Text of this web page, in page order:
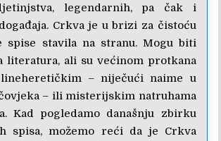
legendarnih, pa čak i
Crkva je u brizi za čistoću
spise stavila na stranu. Mogu biti
literatura, ali su većinom protkana
– niječući naime u
– ili misterijskim natruhama
Kad pogledamo današnju zbirku
spisa, možemo reći da je Crkva